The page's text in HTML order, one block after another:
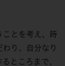
ことを考え、時
り、自分なり
ところまで、